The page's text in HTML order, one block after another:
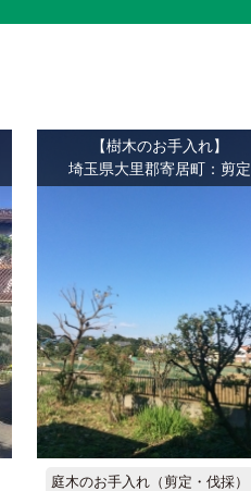
【樹木のお手入れ】
埼玉県大里郡寄居町：剪定
庭木のお手入れ（剪定・伐採）